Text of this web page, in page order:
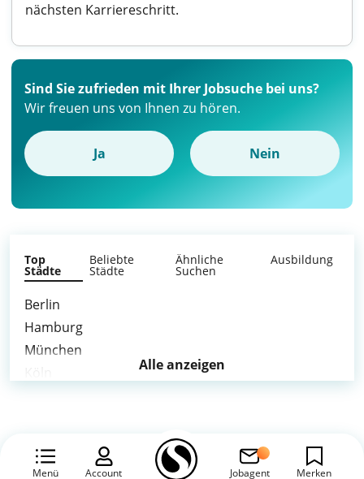
nächsten Karriereschritt.
Menü Account Jobagent Merken
Sind Sie zufrieden mit Ihrer Jobsuche bei uns?
Wir freuen uns von Ihnen zu hören.
Ja Nein
Top
Städte
Beliebte
Städte
Ähnliche
Suchen
Ausbildung
Berlin
Hamburg
München
Leipzig
Alle anzeigen